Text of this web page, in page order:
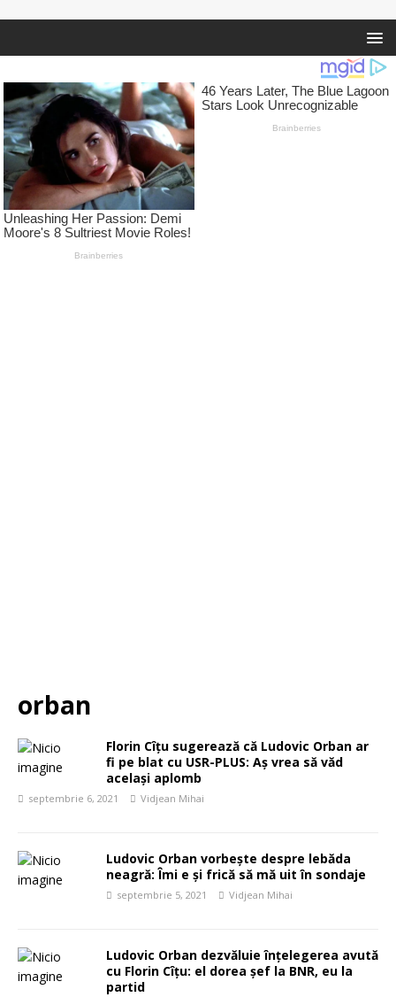
orban
Florin Cîțu sugerează că Ludovic Orban ar
fi pe blat cu USR-PLUS: Aș vrea să văd
același aplomb
septembrie 6, 2021 Vidjean Mihai
Ludovic Orban vorbește despre lebăda
neagră: Îmi e și frică să mă uit în sondaje
septembrie 5, 2021 Vidjean Mihai
Ludovic Orban dezvăluie înțelegerea avută
cu Florin Cîțu: el dorea șef la BNR, eu la
partid